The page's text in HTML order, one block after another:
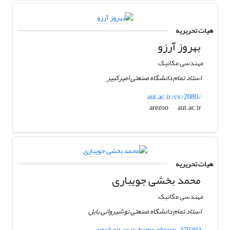
هیات تحریریه
بهروز آرزو
مهندسی مکانیک
استاد تمام دانشگاه صنعتی امیرکبیر
aut.ac.ir/cv/2080/
arezoo
aut.ac.ir
هیات تحریریه
محمد بخشی جویباری
مهندسی مکانیک
استاد تمام دانشگاه صنعتی نوشیروانی بابل